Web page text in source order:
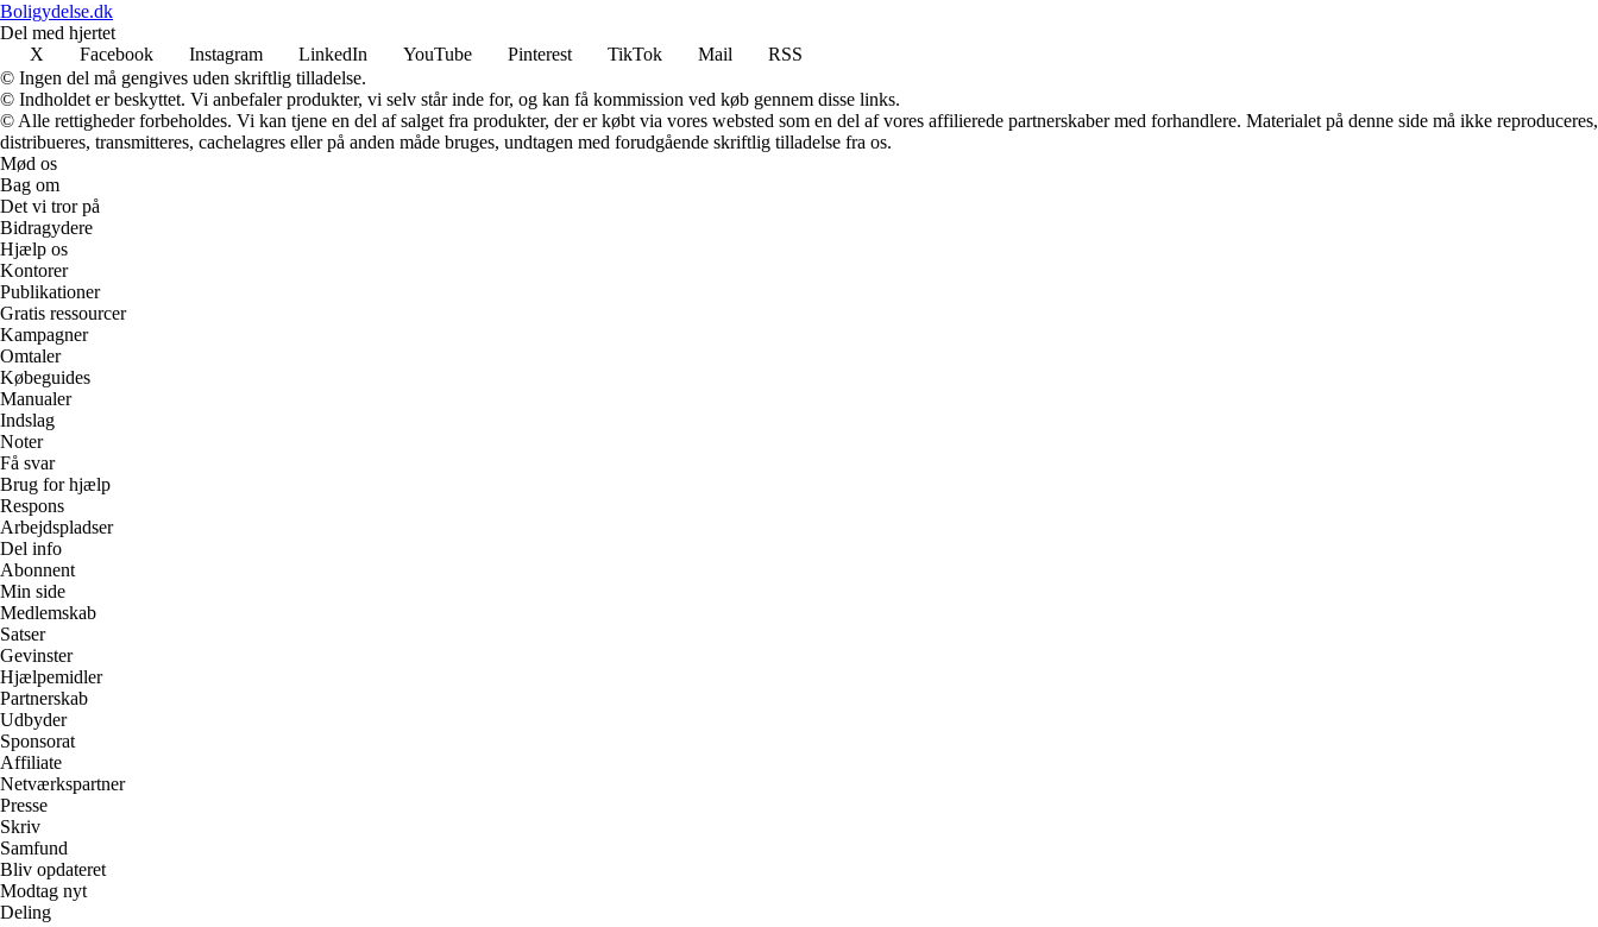
Boligydelse.dk
Del med hjertet
X
Facebook Instagram LinkedIn YouTube Pinterest TikTok Mail
RSS
© Ingen del må gengives uden skriftlig tilladelse.
© Indholdet er beskyttet. Vi anbefaler produkter, vi selv står inde for, og kan få kommission ved køb gennem disse links.
© Alle rettigheder forbeholdes. Vi kan tjene en del af salget fra produkter, der er købt via vores websted som en del af vores affilierede partnerskaber med forhandlere. Materialet på denne side må ikke reproduceres,
distribueres, transmitteres, cachelagres eller på anden måde bruges, undtagen med forudgående skriftlig tilladelse fra os.
Mød os
Bag om
Det vi tror på
Bidragydere
Hjælp os
Kontorer
Publikationer
Gratis ressourcer
Kampagner
Omtaler
Købeguides
Manualer
Indslag
Noter
Få svar
Brug for hjælp
Respons
Arbejdspladser
Del info
Abonnent
Min side
Medlemskab
Satser
Gevinster
Hjælpemidler
Partnerskab
Udbyder
Sponsorat
Affiliate
Netværkspartner
Presse
Skriv
Samfund
Bliv opdateret
Modtag nyt
Deling